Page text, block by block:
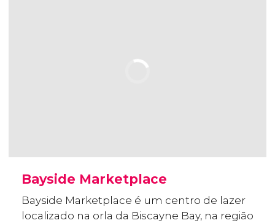
Bayside Marketplace
Bayside Marketplace é um centro de lazer
localizado na orla da Biscayne Bay, na região